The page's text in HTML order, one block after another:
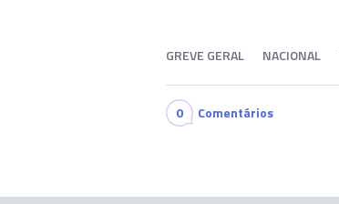
GREVE GERAL NACIONAL
0 Comentários